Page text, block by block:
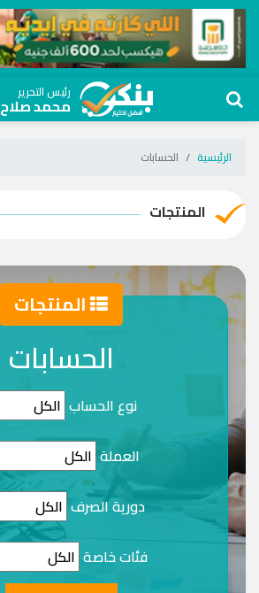
رئيس التحرير
محمد صلاح
الرئيسية الحسابات
المنتجات
المنتجات
الحسابات
نوع الحساب
العملة
دورية الصرف
فئات خاصة